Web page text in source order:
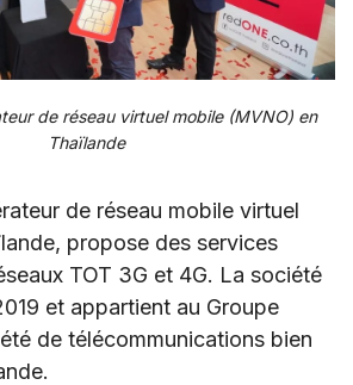
de réseau virtuel mobile (MVNO) en
Thaïlande
de réseau mobile virtuel
propose des services
TOT 3G et 4G. La société
et appartient au Groupe
de télécommunications bien